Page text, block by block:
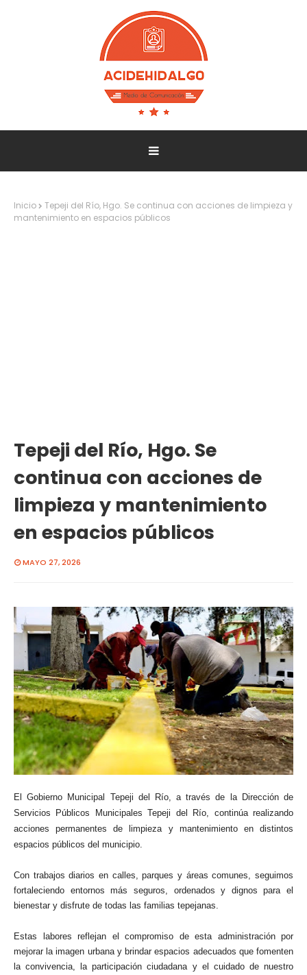
Inicio
Tepeji del Río, Hgo. Se continua con acciones de limpieza y
mantenimiento en espacios públicos
Tepeji del Río, Hgo. Se
continua con acciones de
limpieza y mantenimiento
en espacios públicos
MAYO 27, 2026
El Gobierno Municipal Tepeji del Río, a través de la Dirección de
Servicios Públicos Municipales Tepeji del Río, continúa realizando
acciones permanentes de limpieza y mantenimiento en distintos
espacios públicos del municipio.
Con trabajos diarios en calles, parques y áreas comunes, seguimos
fortaleciendo entornos más seguros, ordenados y dignos para el
bienestar y disfrute de todas las familias tepejanas.
Estas labores reflejan el compromiso de esta administración por
mejorar la imagen urbana y brindar espacios adecuados que fomenten
la convivencia, la participación ciudadana y el cuidado de nuestro